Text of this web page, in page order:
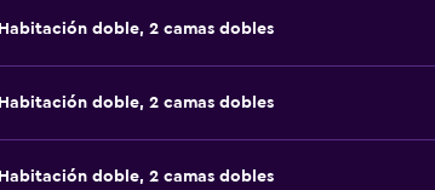
Habitación doble, 2 camas dobles
Habitación doble, 2 camas dobles
Habitación doble, 2 camas dobles